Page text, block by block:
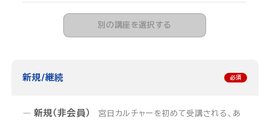
別の講座を選択する
新規/継続
新規（非会員）
宮日カルチャーを初めて受講される、あ